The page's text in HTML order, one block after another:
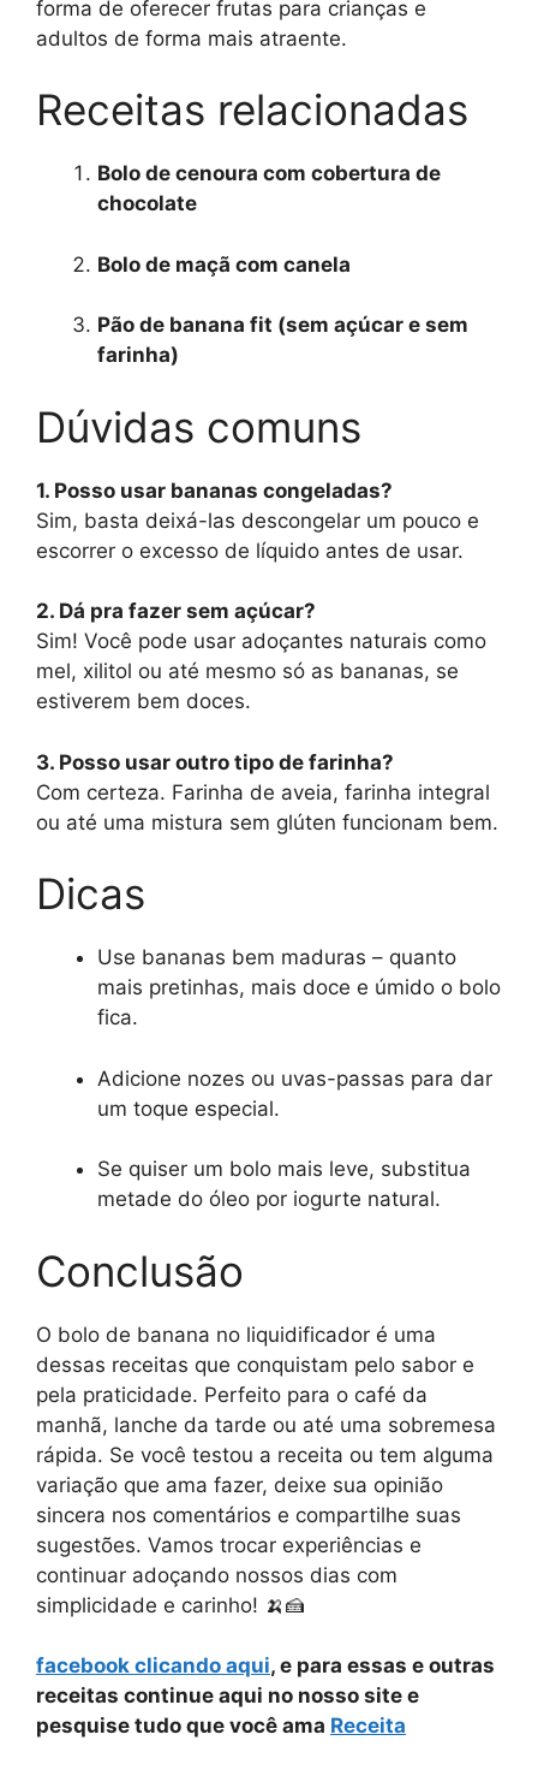
forma de oferecer frutas para crianças e
adultos de forma mais atraente.
Receitas relacionadas
Bolo de cenoura com cobertura de
chocolate
Bolo de maçã com canela
Pão de banana fit (sem açúcar e sem
farinha)
Dúvidas comuns
1. Posso usar bananas congeladas?
Sim, basta deixá-las descongelar um pouco e
escorrer o excesso de líquido antes de usar.
2. Dá pra fazer sem açúcar?
Sim! Você pode usar adoçantes naturais como
mel, xilitol ou até mesmo só as bananas, se
estiverem bem doces.
3. Posso usar outro tipo de farinha?
Com certeza. Farinha de aveia, farinha integral
ou até uma mistura sem glúten funcionam bem.
Dicas
Use bananas bem maduras – quanto
mais pretinhas, mais doce e úmido o bolo
fica.
Adicione nozes ou uvas-passas para dar
um toque especial.
Se quiser um bolo mais leve, substitua
metade do óleo por iogurte natural.
Conclusão
O bolo de banana no liquidificador é uma
dessas receitas que conquistam pelo sabor e
pela praticidade. Perfeito para o café da
manhã, lanche da tarde ou até uma sobremesa
rápida. Se você testou a receita ou tem alguma
variação que ama fazer, deixe sua opinião
sincera nos comentários e compartilhe suas
sugestões. Vamos trocar experiências e
continuar adoçando nossos dias com
simplicidade e carinho! 🍌🍰
facebook clicando aqui, e para essas e outras
receitas continue aqui no nosso site e
pesquise tudo que você ama Receita